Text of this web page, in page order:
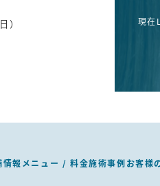
）
現在
情報メニュー / 料金施術事例お客様